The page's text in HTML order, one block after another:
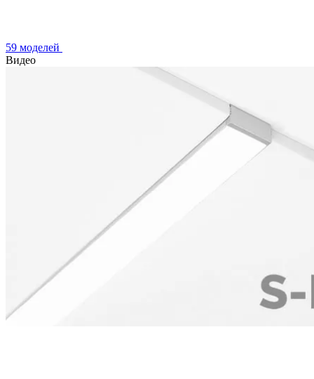
59 моделей
Видео